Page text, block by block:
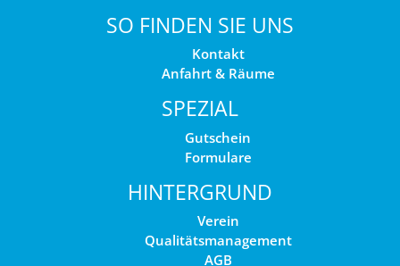
SO FINDEN SIE UNS
Kontakt
Anfahrt & Räume
SPEZIAL
Gutschein
Formulare
HINTERGRUND
Verein
Qualitätsmanagement
AGB